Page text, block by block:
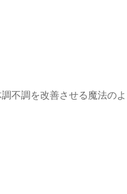
不調を改善させる魔法のよ